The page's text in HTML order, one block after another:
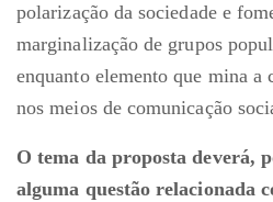
polarização da sociedade e
marginalização de grupos
enquanto elemento que mina a
nos meios de comunicação
O tema da proposta deverá,
alguma questão relacionada